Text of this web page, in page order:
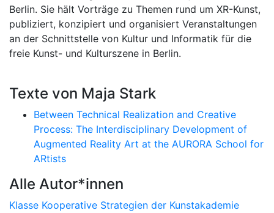
Berlin. Sie hält Vorträge zu Themen rund um XR-Kunst,
publiziert, konzipiert und organisiert Veranstaltungen
an der Schnittstelle von Kultur und Informatik für die
freie Kunst- und Kulturszene in Berlin.
Texte von Maja Stark
Between Technical Realization and Creative
Process: The Interdisciplinary Development of
Augmented Reality Art at the AURORA School for
ARtists
Alle Autor*innen
Klasse Kooperative Strategien der Kunstakademie